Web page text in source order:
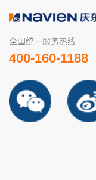
全国统一服务热线
400-160-1188